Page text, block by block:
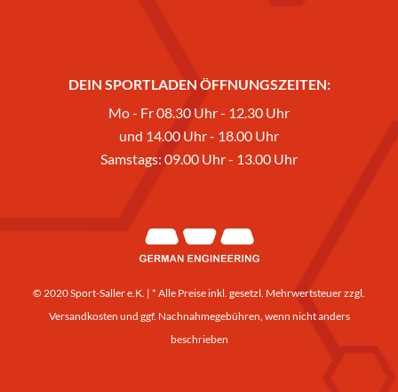
DEIN SPORTLADEN ÖFFNUNGSZEITEN:
Mo - Fr 08.30 Uhr - 12.30 Uhr
und 14.00 Uhr - 18.00 Uhr
Samstags: 09.00 Uhr - 13.00 Uhr
© 2020 Sport-Saller e.K. | * Alle Preise inkl. gesetzl. Mehrwertsteuer zzgl.
Versandkosten und ggf. Nachnahmegebühren, wenn nicht anders
beschrieben